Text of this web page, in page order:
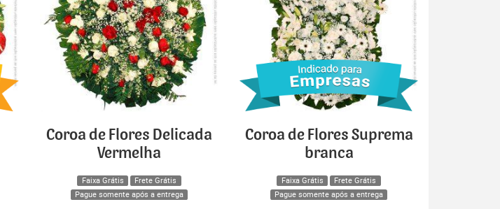
Coroa de Flores Delicada
Vermelha
Faixa Grátis
Frete Grátis
Pague somente após a entrega
Coroa de Flores Suprema
branca
Faixa Grátis
Frete Grátis
Pague somente após a entrega